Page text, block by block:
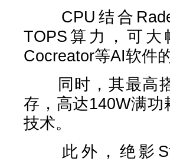
CPU结合
TOPS算力，可大
Cocreator等AI软件
同时，其最高搭
存，高达140W满
技术。
此外，绝影